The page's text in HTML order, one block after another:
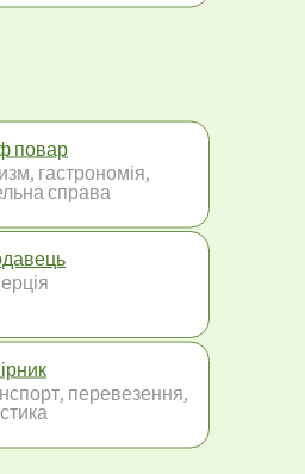
повар
гастрономія,
справа
перевезення,